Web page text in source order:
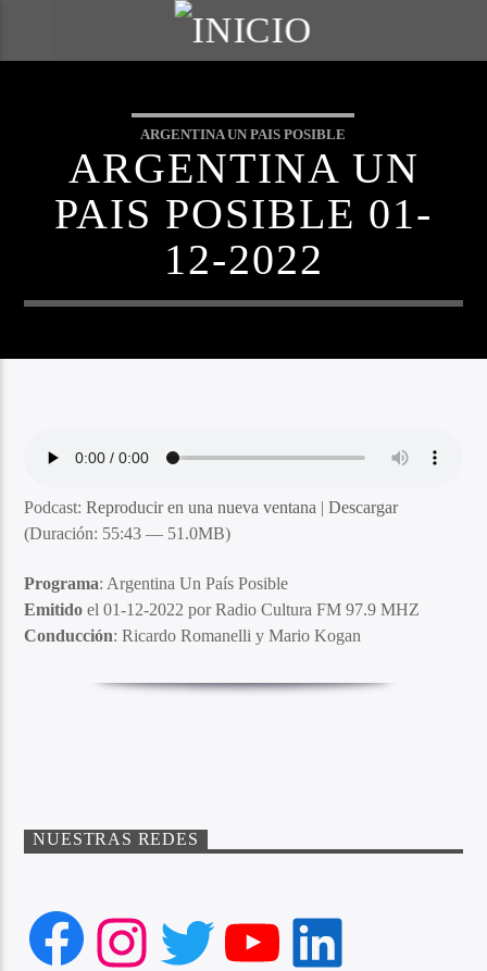
ARGENTINA UN PAIS POSIBLE
ARGENTINA UN
PAIS POSIBLE 01-
12-2022
Podcast:Reproducir en una nueva ventana |Descargar
(Duración: 55:43 — 51.0MB)
Programa: Argentina Un País Posible
Emitido el 01-12-2022 por Radio Cultura FM 97.9 MHZ
Conducción: Ricardo Romanelli y Mario Kogan
NUESTRAS REDES
Facebook
Instagram
Twitter
YouTube
LinkedIn